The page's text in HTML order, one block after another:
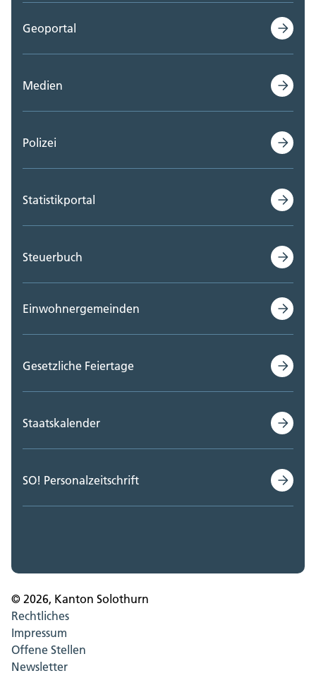
Geoportal
Medien
Polizei
Statistikportal
Steuerbuch
Einwohnergemeinden
Gesetzliche Feiertage
Staatskalender
SO! Personalzeitschrift
© 2026, Kanton Solothurn
Rechtliches
Impressum
Offene Stellen
Newsletter